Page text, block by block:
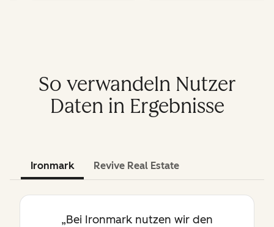
So verwandeln Nutzer
Daten in Ergebnisse
Ironmark Revive Real Estate
„Bei Ironmark nutzen wir den